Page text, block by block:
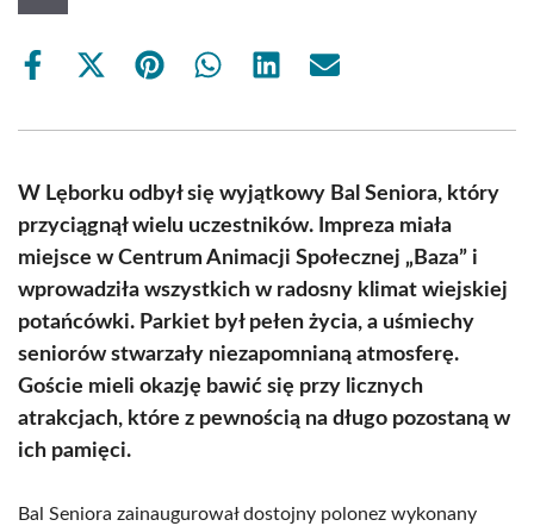
Share
Share
(Twitter)
Share Share Share Share
W Lęborku odbył się wyjątkowy Bal Seniora, który
przyciągnął wielu uczestników. Impreza miała
miejsce w Centrum Animacji Społecznej „Baza” i
wprowadziła wszystkich w radosny klimat wiejskiej
potańcówki. Parkiet był pełen życia, a uśmiechy
seniorów stwarzały niezapomnianą atmosferę.
Goście mieli okazję bawić się przy licznych
atrakcjach, które z pewnością na długo pozostaną w
ich pamięci.
Bal Seniora zainaugurował dostojny polonez wykonany